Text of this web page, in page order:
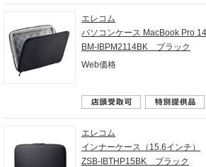
エレコム
パソコンケース MacBook Pro
BM-IBPM2114BK ブラック
Web価格
エレコム
インナーケース（15.6インチ）
ZSB-IBTHP15BK ブラック